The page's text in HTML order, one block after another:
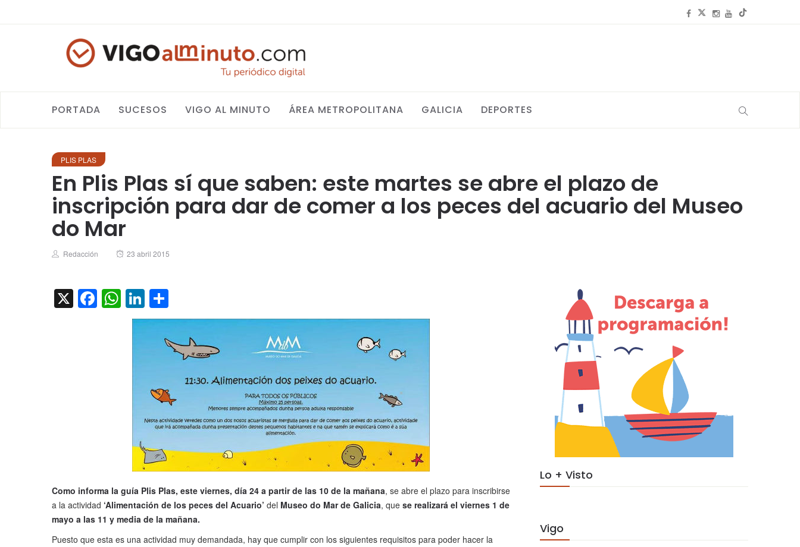
PORTADA SUCESOS VIGO AL MINUTO ÁREA METROPOLITANA GALICIA DEPORTES
PLIS PLAS
En Plis Plas sí que saben: este martes se abre el plazo de
inscripción para dar de comer a los peces del acuario del Museo
do Mar
Author
Redacción
Posted
23 abril 2015
X Facebook
WhatsApp
LinkedIn
Como informa la guía Plis Plas, este viernes, día 24 a partir de las 10 de la mañana, se abre el plazo para inscribirse
a la actividad ‘Alimentación de los peces del Acuario’ del Museo do Mar de Galicia, que se realizará el viernes 1 de
mayo a las 11 y media de la mañana.
Puesto que esta es una actividad muy demandada, hay que cumplir con los siguientes requisitos para poder hacer la
Lo + Visto
Vigo